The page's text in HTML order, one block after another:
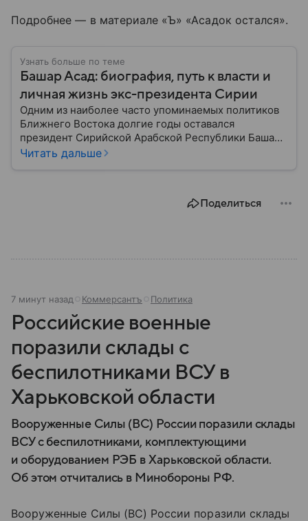
Подробнее — в материале «Ъ» «Асадок остался».
Узнать больше по теме
Башар Асад: биография, путь к власти и
личная жизнь экс-президента Сирии
Одним из наиболее часто упоминаемых политиков
Ближнего Востока долгие годы оставался
президент Сирийской Арабской Республики Башар
Асад. Ему удавалось удерживать власть во время
2024 года: собрали главное из биографии бывшего
Читать дальше
Поделиться
7 минут назад Коммерсантъ Политика
Российские военные
поразили склады с
беспилотниками ВСУ в
Харьковской области
Вооруженные Силы (ВС) России поразили склады
ВСУ с беспилотниками, комплектующими
и оборудованием РЭБ в Харьковской области.
Об этом отчитались в Минобороны РФ.
Вооруженные Силы (ВС) России поразили склады